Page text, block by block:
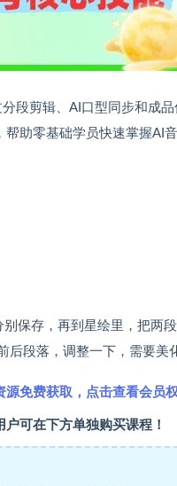
段剪辑、AI口型同步和成
助零基础学员快速掌握AI
保存，再到星绘里，把两
段落，调整一下，需要美
源免费获取，点击查看会员
户可在下方单独购买课程！